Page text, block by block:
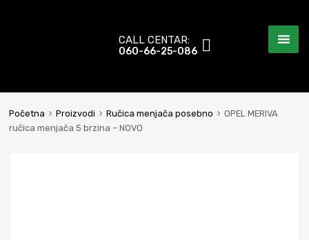
CALL CENTAR:
060-66-25-086
Početna Proizvodi Ručica menjača posebno
OPEL MERIVA
ručica menjača 5 brzina – NOVO